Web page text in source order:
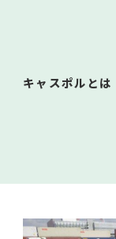
キャスポルとは